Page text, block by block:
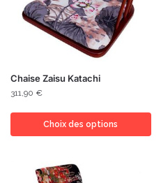
Chaise Zaisu Katachi
311,90 €
Choix des options